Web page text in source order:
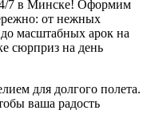
7 в Минске! Оформим
от нежных
масштабных арок на
сюрприз на день
для долгого полета.
ваша радость